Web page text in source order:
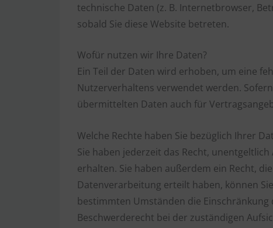
technische Daten (z. B. Internetbrowser,
sobald Sie diese Website betreten.
Wofür nutzen wir Ihre Daten?
Ein Teil der Daten wird erhoben, um eine
Nutzerverhaltens verwendet werden.
übermittelten Daten auch für
Welche Rechte haben Sie bezüglich Ihrer
Sie haben jederzeit das Recht,
erhalten. Sie haben außerdem ein Recht,
Datenverarbeitung erteilt haben, können
bestimmten Umständen die
Beschwerderecht bei der zuständigen